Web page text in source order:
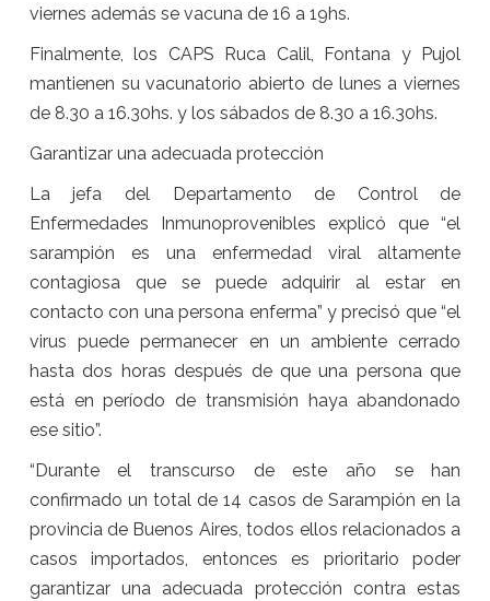
viernes además se vacuna de 16 a 19hs.
Finalmente, los CAPS Ruca Calil, Fontana y Pujol
mantienen su vacunatorio abierto de lunes a viernes
de 8.30 a 16.30hs. y los sábados de 8.30 a 16.30hs.
Garantizar una adecuada protección
La jefa del Departamento de Control de
Enfermedades Inmunoprovenibles explicó que “el
sarampión es una enfermedad viral altamente
contagiosa que se puede adquirir al estar en
contacto con una persona enferma” y precisó que “el
virus puede permanecer en un ambiente cerrado
hasta dos horas después de que una persona que
está en período de transmisión haya abandonado
ese sitio”.
“Durante el transcurso de este año se han
confirmado un total de 14 casos de Sarampión en la
provincia de Buenos Aires, todos ellos relacionados a
casos importados, entonces es prioritario poder
garantizar una adecuada protección contra estas